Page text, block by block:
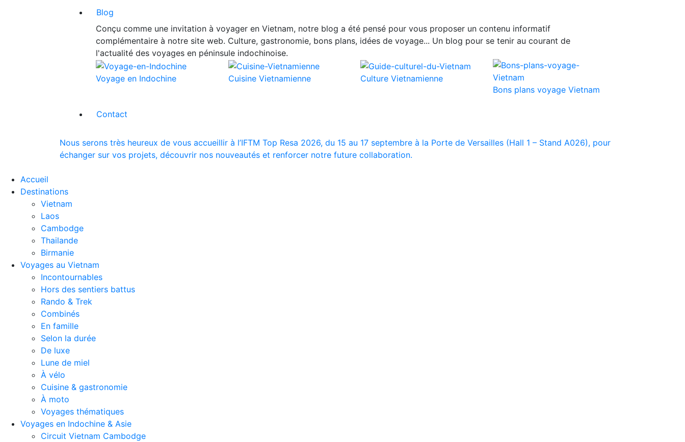
Blog
Conçu comme une invitation à voyager en Vietnam, notre blog a été pensé pour vous proposer un contenu informatif
complémentaire à notre site web. Culture, gastronomie, bons plans, idées de voyage... Un blog pour se tenir au courant de
l'actualité des voyages en péninsule indochinoise.
Voyage en Indochine Cuisine Vietnamienne
Culture Vietnamienne
Bons plans voyage Vietnam
Contact
Nous serons très heureux de vous accueillir à l’IFTM Top Resa 2026, du 15 au 17 septembre à la Porte de Versailles (Hall 1 – Stand A026), pour
échanger sur vos projets, découvrir nos nouveautés et renforcer notre future collaboration.
Accueil
Destinations
Vietnam
Laos
Cambodge
Thailande
Birmanie
Voyages au Vietnam
Incontournables
Hors des sentiers battus
Rando & Trek
Combinés
En famille
Selon la durée
De luxe
Lune de miel
À vélo
Cuisine & gastronomie
À moto
Voyages thématiques
Voyages en Indochine & Asie
Circuit Vietnam Cambodge